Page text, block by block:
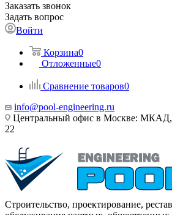
Заказать звонок
Задать вопрос
Войти
Корзина0
Отложенные0
Сравнение товаров0
info@pool-engineering.ru
Центральный офис в Москве: МКАД,
22
Строительство, проектирование,